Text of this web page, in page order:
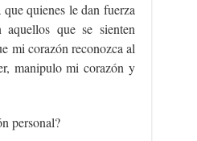
quienes le dan fuerza
que se sienten
mi corazón reconozca al
manipulo mi corazón y
personal?